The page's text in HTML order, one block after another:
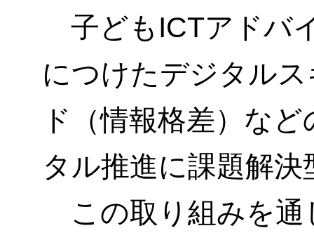
子どもICTアドバ
につけたデジタル
ド（情報格差）な
タル推進に課題解
この取り組みを通